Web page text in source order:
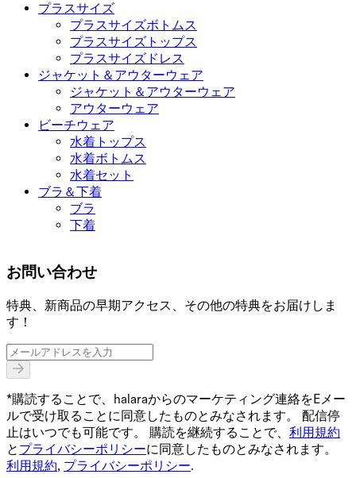
プラスサイズ
プラスサイズボトムス
プラスサイズトップス
プラスサイズドレス
ジャケット＆アウターウェア
ジャケット＆アウターウェア
アウターウェア
ビーチウェア
水着トップス
水着ボトムス
水着セット
ブラ＆下着
ブラ
下着
お問い合わせ
特典、新商品の早期アクセス、その他の特典をお届けしま
す！
*購読することで、halaraからのマーケティング連絡をEメー
ルで受け取ることに同意したものとみなされます。 配信停
止はいつでも可能です。 購読を継続することで、 利用規約
と プライバシーポリシーに同意したものとみなされます。
利用規約, プライバシーポリシー.